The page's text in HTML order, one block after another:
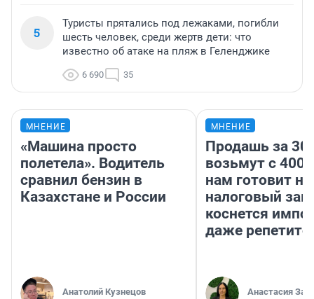
5
Туристы прятались под лежаками, погибли
шесть человек, среди жертв дети: что
известно об атаке на пляж в Геленджике
6 690 35
МНЕНИЕ
«Машина просто
полетела». Водитель
сравнил бензин в
Казахстане и России
Анатолий Кузнецов
МНЕНИЕ
Продашь за
возьмут с
нам готовит
налоговый
коснется
даже
Анастасия